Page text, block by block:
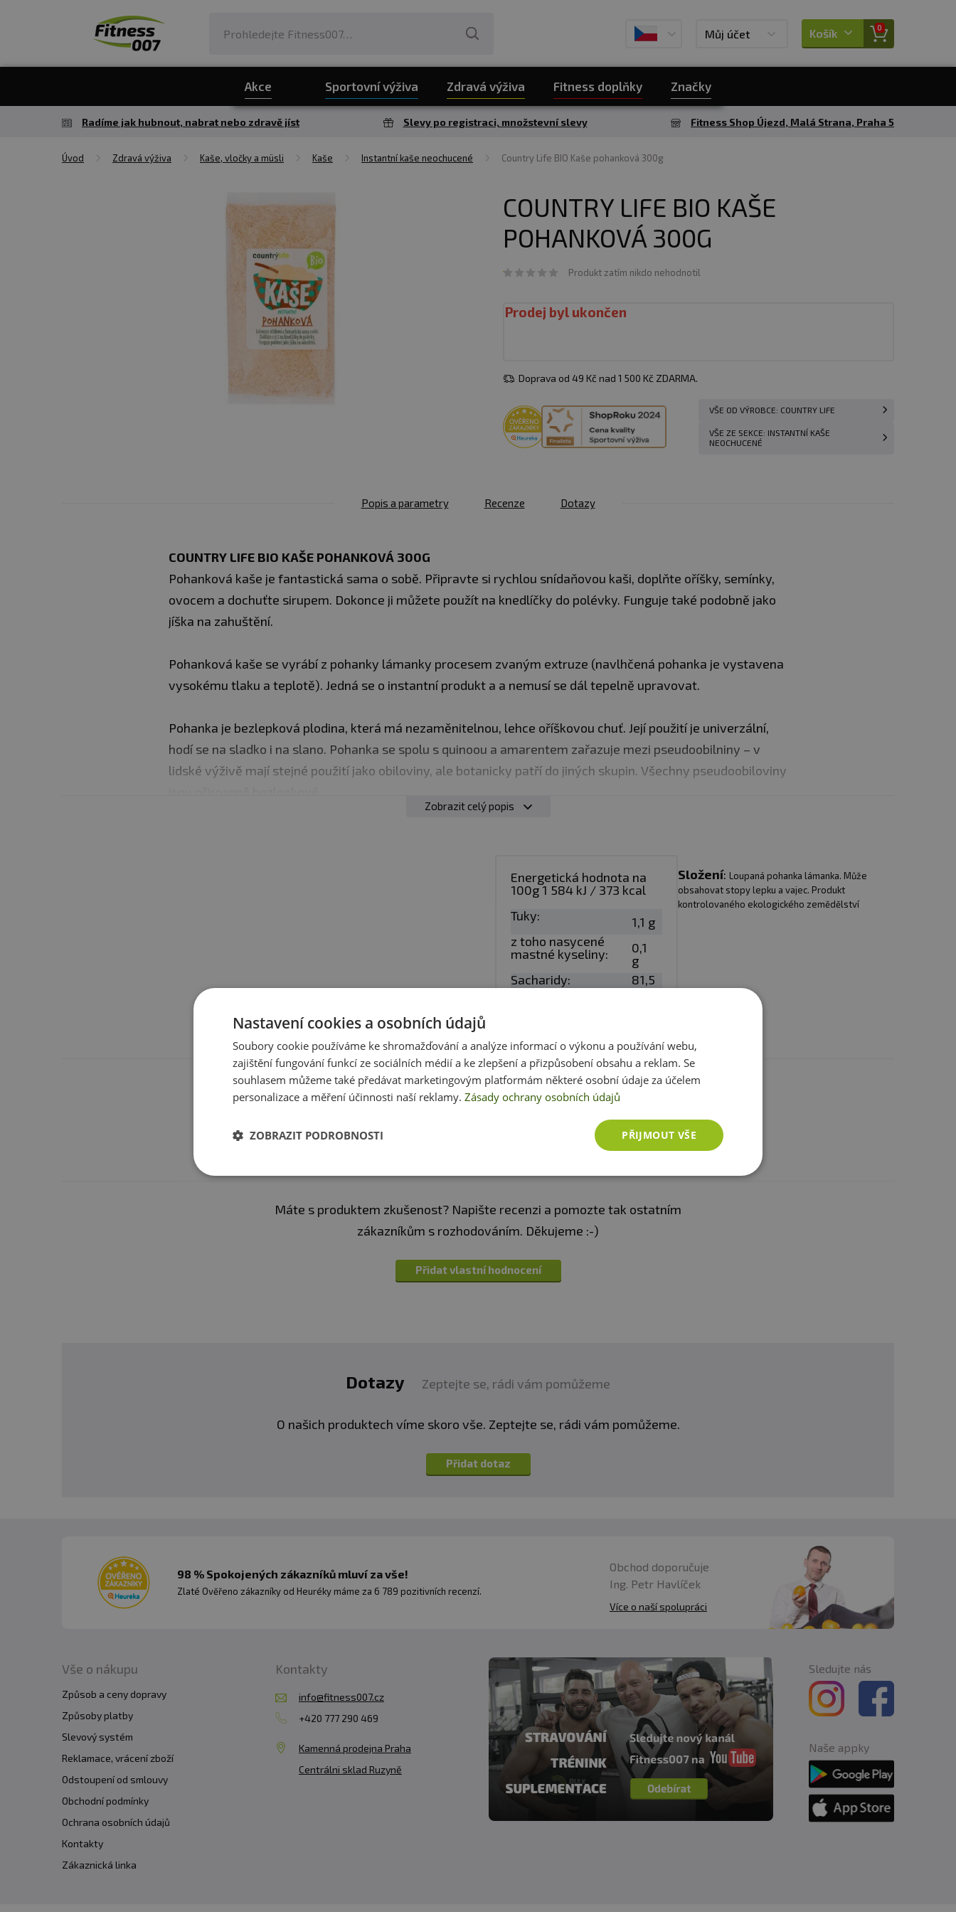
Můj účet Košík 0
Akce Sportovní výživa Zdravá výživa Fitness doplňky Značky
Radíme jak hubnout, nabrat nebo zdravě jíst Slevy po registraci, množstevní slevy Fitness Shop Újezd, Malá Strana, Praha 5
Úvod Zdravá výživa Kaše, vločky a müsli Kaše Instantní kaše neochucené Country Life BIO Kaše pohanková 300g
COUNTRY LIFE BIO KAŠE
POHANKOVÁ 300G
Produkt zatím nikdo nehodnotil
Prodej byl ukončen
Doprava od 49 Kč nad 1 500 Kč ZDARMA.
VŠE OD VÝROBCE: COUNTRY LIFE
VŠE ZE SEKCE: INSTANTNÍ KAŠE
NEOCHUCENÉ
Popis a parametry Recenze Dotazy
COUNTRY LIFE BIO KAŠE POHANKOVÁ 300G
Pohanková kaše je fantastická sama o sobě. Připravte si rychlou snídaňovou kaši, doplňte oříšky, semínky,
ovocem a dochuťte sirupem. Dokonce ji můžete použít na knedlíčky do polévky. Funguje také podobně jako
jíška na zahuštění.
Pohanková kaše se vyrábí z pohanky lámanky procesem zvaným extruze (navlhčená pohanka je vystavena
vysokému tlaku a teplotě). Jedná se o instantní produkt a a nemusí se dál tepelně upravovat.
Pohanka je bezlepková plodina, která má nezaměnitelnou, lehce oříškovou chuť. Její použití je univerzální,
hodí se na sladko i na slano. Pohanka se spolu s quinoou a amarentem zařazuje mezi pseudoobilniny – v
lidské výživě mají stejné použití jako obiloviny, ale botanicky patří do jiných skupin. Všechny pseudoobiloviny
ve složení produktu.
Zobrazit celý popis
Energetická hodnota na
100g 1 584 kJ / 373 kcal
Tuky:
1,1 g
z toho nasycené
mastné kyseliny:
0,1
g
Sacharidy:
81,5
g
g
Sůl:
g
Složení: Loupaná pohanka lámanka. Může
obsahovat stopy lepku a vajec. Produkt
kontrolovaného ekologického zemědělství
Zobrazit celé parametry
Máte s produktem zkušenost? Napište recenzi a pomozte tak ostatním
zákazníkům s rozhodováním. Děkujeme :-)
Přidat vlastní hodnocení
Dotazy Zeptejte se, rádi vám pomůžeme
O našich produktech víme skoro vše. Zeptejte se, rádi vám pomůžeme.
Přidat dotaz
98 % Spokojených zákazníků mluví za vše!
Zlaté Ověřeno zákazníky od Heuréky máme za 6 789 pozitivních recenzí.
Obchod doporučuje
Ing. Petr Havlíček
Více o naší spolupráci
Vše o nákupu
Způsob a ceny dopravy
Způsoby platby
Slevový systém
Reklamace, vrácení zboží
Odstoupení od smlouvy
Obchodní podmínky
Ochrana osobních údajů
Kontakty
Zákaznická linka
Kontakty
info@fitness007.cz
+420 777 290 469
Kamenná prodejna Praha
Centrálni sklad Ruzyně
Sledujte nás
Naše appky
Nastavení cookies a osobních údajů
Soubory cookie používáme ke shromažďování a analýze informací o výkonu a používání webu,
zajištění fungování funkcí ze sociálních médií a ke zlepšení a přizpůsobení obsahu a reklam. Se
souhlasem můžeme také předávat marketingovým platformám některé osobní údaje za účelem
personalizace a měření účinnosti naší reklamy. Zásady ochrany osobních údajů
PŘIJMOUT VŠE
ZOBRAZIT PODROBNOSTI